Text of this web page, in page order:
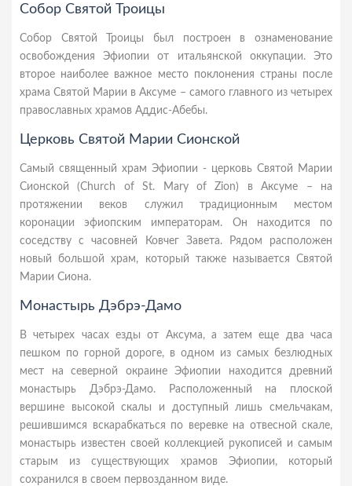
Собор Святой Троицы
Собор Святой Троицы был построен в ознаменование
освобождения Эфиопии от итальянской оккупации. Это
второе наиболее важное место поклонения страны после
храма Святой Марии в Аксуме – самого главного из четырех
православных храмов Аддис-Абебы.
Церковь Святой Марии Сионской
Самый священный храм Эфиопии - церковь Святой Марии
Сионской (Church of St. Mary of Zion) в Аксуме – на
протяжении веков служил традиционным местом
коронации эфиопским императорам. Он находится по
соседству с часовней Ковчег Завета. Рядом расположен
новый большой храм, который также называется Святой
Марии Сиона.
Монастырь Дэбрэ-Дамо
В четырех часах езды от Аксума, а затем еще два часа
пешком по горной дороге, в одном из самых безлюдных
мест на северной окраине Эфиопии находится древний
монастырь Дэбрэ-Дамо. Расположенный на плоской
вершине высокой скалы и доступный лишь смельчакам,
решившимся вскарабкаться по веревке на отвесной скале,
монастырь известен своей коллекцией рукописей и самым
старым из существующих храмов Эфиопии, который
сохранился в своем первозданном виде.